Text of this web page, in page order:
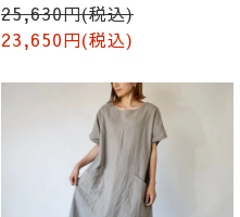
25,630円(税込)
23,650円(税込)